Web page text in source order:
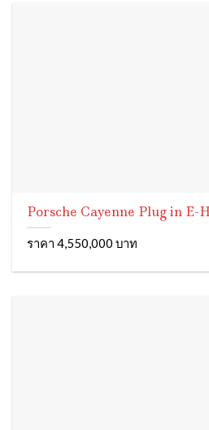
Porsche Cayenne Plug in E-
ราคา 4,550,000 บาท